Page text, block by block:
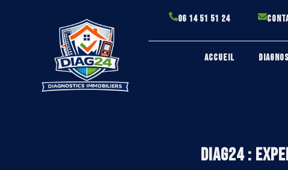
06 14 51 51 24
ACCUEIL
DIAG24 :